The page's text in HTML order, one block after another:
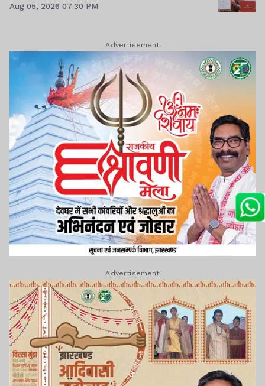
Aug 05, 2026 07:30 PM
Advertisement
Advertisement